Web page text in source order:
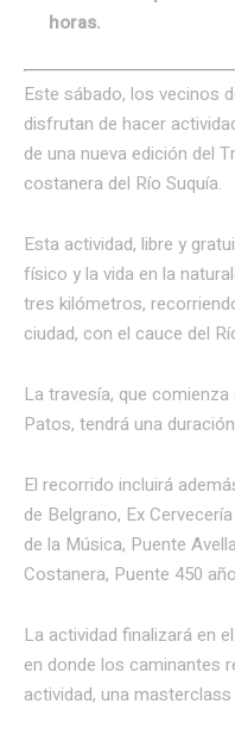
horas.
Este sábado, los vecinos
disfrutan de hacer
de una nueva edición del
costanera del Río Suquía.
Esta actividad, libre y
físico y la vida en la
tres kilómetros,
ciudad, con el cauce del
La travesía, que
Patos, tendrá una
El recorrido incluirá
de Belgrano, Ex
de la Música, Puente
Costanera, Puente 450
La actividad finalizará en
en donde los caminantes
actividad, una